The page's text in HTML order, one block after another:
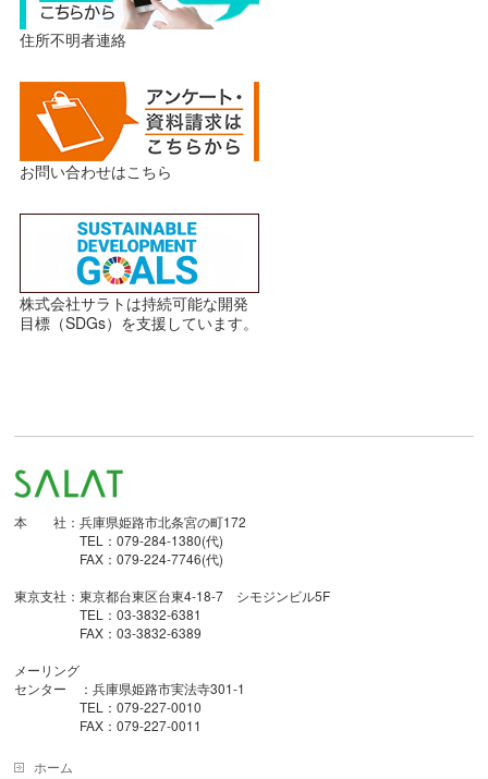
住所不明者連絡
お問い合わせはこちら
株式会社サラトは持続可能な開発
目標（SDGs）を支援しています。
本 社：兵庫県姫路市北条宮の町172
TEL：079-284-1380(代)
FAX：079-224-7746(代)
東京支社：東京都台東区台東4-18-7 シモジンビル5F
TEL：03-3832-6381
FAX：03-3832-6389
メーリング
センター ：兵庫県姫路市実法寺301-1
TEL：079-227-0010
FAX：079-227-0011
ホーム